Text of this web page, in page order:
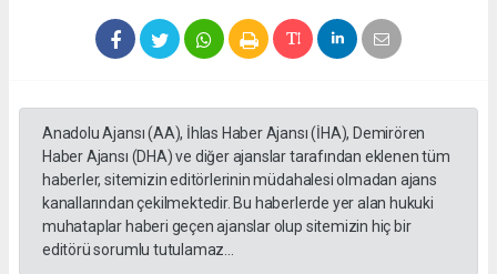
Anadolu Ajansı (AA), İhlas Haber Ajansı (İHA), Demirören
Haber Ajansı (DHA) ve diğer ajanslar tarafından eklenen tüm
haberler, sitemizin editörlerinin müdahalesi olmadan ajans
kanallarından çekilmektedir. Bu haberlerde yer alan hukuki
muhataplar haberi geçen ajanslar olup sitemizin hiç bir
editörü sorumlu tutulamaz...